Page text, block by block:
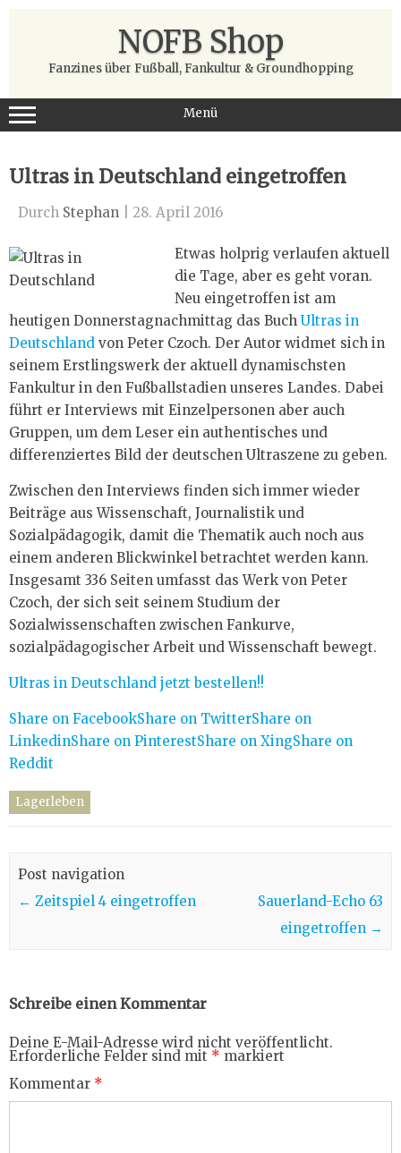
NOFB Shop
Fanzines über Fußball, Fankultur & Groundhopping
Menü
Ultras in Deutschland eingetroffen
Durch Stephan 28. April 2016
Etwas holprig verlaufen aktuell
die Tage, aber es geht voran.
Neu eingetroffen ist am
heutigen Donnerstagnachmittag das Buch Ultras in
Deutschland von Peter Czoch. Der Autor widmet sich in
seinem Erstlingswerk der aktuell dynamischsten
Fankultur in den Fußballstadien unseres Landes. Dabei
führt er Interviews mit Einzelpersonen aber auch
Gruppen, um dem Leser ein authentisches und
differenziertes Bild der deutschen Ultraszene zu geben.
Zwischen den Interviews finden sich immer wieder
Beiträge aus Wissenschaft, Journalistik und
Sozialpädagogik, damit die Thematik auch noch aus
einem anderen Blickwinkel betrachtet werden kann.
Insgesamt 336 Seiten umfasst das Werk von Peter
Czoch, der sich seit seinem Studium der
Sozialwissenschaften zwischen Fankurve,
sozialpädagogischer Arbeit und Wissenschaft bewegt.
Ultras in Deutschland jetzt bestellen!!
Share on FacebookShare on TwitterShare on
LinkedinShare on PinterestShare on XingShare on
Reddit
Lagerleben
Post navigation
← Zeitspiel 4 eingetroffen
Sauerland-Echo 63
eingetroffen →
Schreibe einen Kommentar
Deine E-Mail-Adresse wird nicht veröffentlicht.
Erforderliche Felder sind mit * markiert
Kommentar *